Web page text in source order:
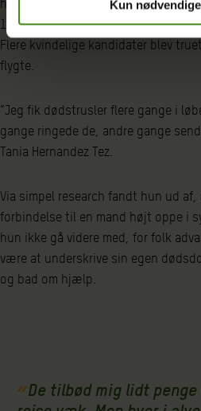
Kun
18 kvindelige ledere blev slået ihjel i
Flere kvindelige kandidater blev
flygte.
”Jeg fik dødstrusler flere gange i
gange ringede de, andre gange
Tania Hernandez Tez.
Via simpel research fandt hun ud
forbindelse til en mand højt oppe i
hun ikke gå videre med, for folk
være at underskrive sin egen
og bad om hjælp.
De tilbød mig lidt